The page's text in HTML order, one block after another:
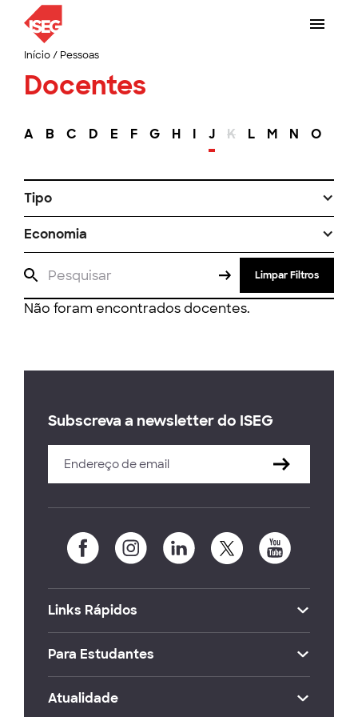
Início/ Pessoas
Docentes
A B C D E F G H I J K L M N O
Tipo
Economia
Limpar Filtros
Não foram encontrados docentes.
Subscreva a newsletter do ISEG
Links Rápidos
Para Estudantes
Atualidade